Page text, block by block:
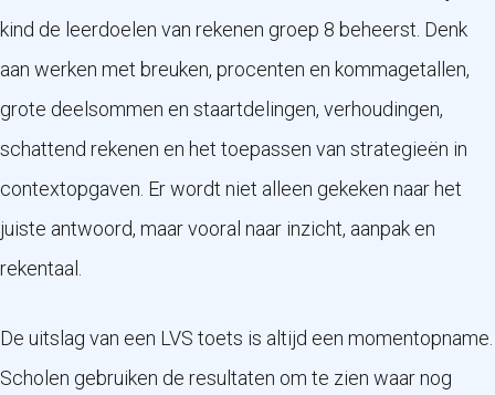
kind de leerdoelen van rekenen groep 8 beheerst. Denk
aan werken met breuken, procenten en kommagetallen,
grote deelsommen en staartdelingen, verhoudingen,
schattend rekenen en het toepassen van strategieën in
contextopgaven. Er wordt niet alleen gekeken naar het
juiste antwoord, maar vooral naar inzicht, aanpak en
rekentaal.
De uitslag van een LVS toets is altijd een momentopname.
Scholen gebruiken de resultaten om te zien waar nog